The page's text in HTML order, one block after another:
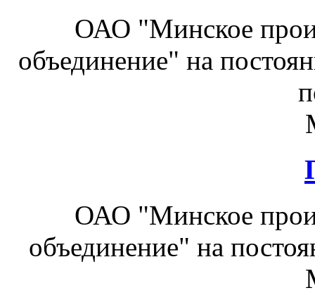
ОАО "Минское
объединение" на
ОАО "Минское
объединение" на